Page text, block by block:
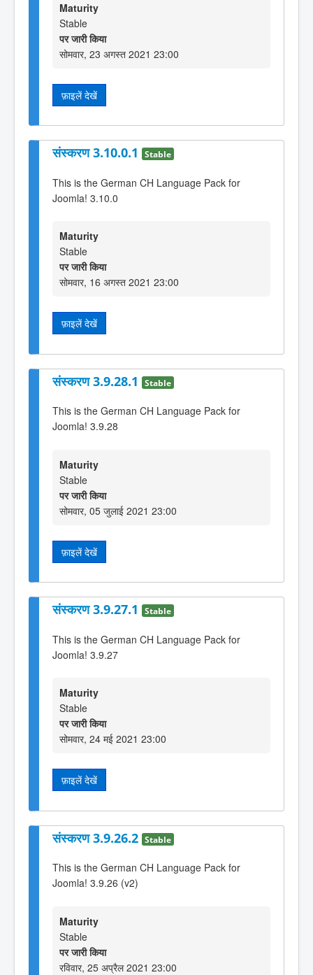
Maturity
Stable
पर जारी किया
सोमवार, 23 अगस्त 2021 23:00
फ़ाइलें देखें
संस्करण 3.10.0.1 Stable
This is the German CH Language Pack for
Joomla! 3.10.0
Maturity
Stable
पर जारी किया
सोमवार, 16 अगस्त 2021 23:00
फ़ाइलें देखें
संस्करण 3.9.28.1 Stable
This is the German CH Language Pack for
Joomla! 3.9.28
Maturity
Stable
पर जारी किया
सोमवार, 05 जुलाई 2021 23:00
फ़ाइलें देखें
संस्करण 3.9.27.1 Stable
This is the German CH Language Pack for
Joomla! 3.9.27
Maturity
Stable
पर जारी किया
सोमवार, 24 मई 2021 23:00
फ़ाइलें देखें
संस्करण 3.9.26.2 Stable
This is the German CH Language Pack for
Joomla! 3.9.26 (v2)
Maturity
Stable
पर जारी किया
रविवार, 25 अप्रैल 2021 23:00